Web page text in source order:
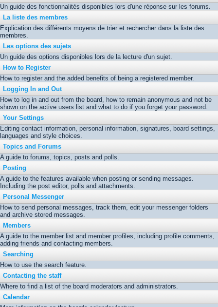
Un guide des fonctionnalités disponibles lors d'une réponse sur les forums.
La liste des membres
Explication des différents moyens de trier et rechercher dans la liste des
membres.
Les options des sujets
Un guide des options disponibles lors de la lecture d'un sujet.
How to Register
How to register and the added benefits of being a registered member.
Logging In and Out
How to log in and out from the board, how to remain anonymous and not be
shown on the active users list and what to do if you forget your password.
Your Settings
Editing contact information, personal information, signatures, board settings,
languages and style choices.
Topics and Forums
A guide to forums, topics, posts and polls.
Posting
A guide to the features available when posting or sending messages.
Including the post editor, polls and attachments.
Personal Messenger
How to send personal messages, track them, edit your messenger folders
and archive stored messages.
Members
A guide to the member list and member profiles, including profile comments,
adding friends and contacting members.
Searching
How to use the search feature.
Contacting the staff
Where to find a list of the board moderators and administrators.
Calendar